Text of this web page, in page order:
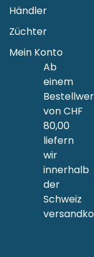
Händler
Züchter
Mein Konto
Ab
einem
von CHF
80,00
liefern
wir
innerhalb
der
Schweiz